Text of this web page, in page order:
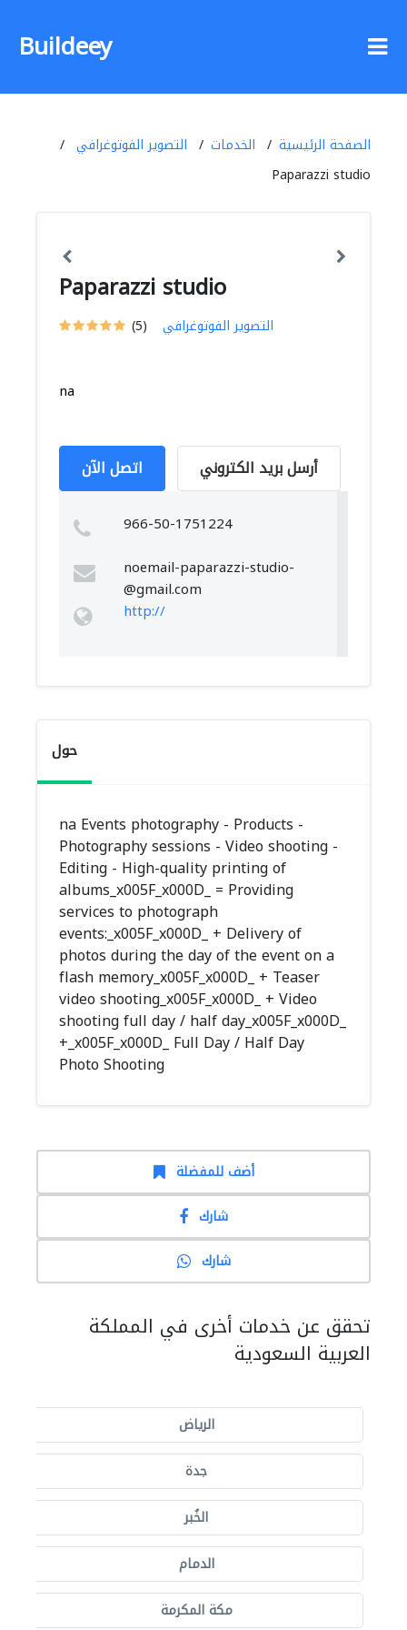
Buildeey
الصفحة الرئيسية الخدمات
التصوير الفوتوغرافي
Paparazzi studio
Paparazzi studio
(5) التصوير الفوتوغرافي
na
اتصل الآن أرسل بريد الكتروني
966-50-1751224
noemail-paparazzi-studio-
@gmail.com
http://
حول
na Events photography - Products -
Photography sessions - Video shooting -
Editing - High-quality printing of
albums_x005F_x000D_ = Providing
services to photograph
events:_x005F_x000D_ + Delivery of
photos during the day of the event on a
flash memory_x005F_x000D_ + Teaser
video shooting_x005F_x000D_ + Video
shooting full day / half day_x005F_x000D_
+_x005F_x000D_ Full Day / Half Day
Photo Shooting
أضف للمفضلة
شارك
شارك
تحقق عن خدمات أخرى في المملكة
العربية السعودية
الرياض
جدة
الخُبر
الدمام
مكة المكرمة